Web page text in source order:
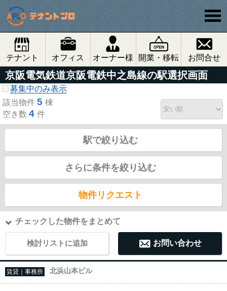
テナント オフィス オーナー様 開業・移転 お問合せ
京阪電気鉄道京阪電鉄中之島線の駅選択画面
募集中のみ表示
該当物件 5 棟
空き数 4 件
駅で絞り込む
さらに条件を絞り込む
物件リクエスト
チェックした物件をまとめて
検討リストに追加 お問い合わせ
賃貸｜事務所 北浜山本ビル